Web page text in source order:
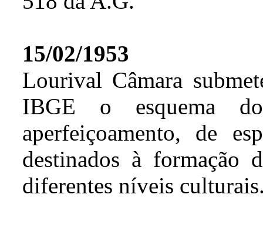
15/02/1953
Lourival Câmara
IBGE o esquema
aperfeiçoamento, de
destinados à formação
diferentes níveis